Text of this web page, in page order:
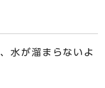
水が溜まらないよ